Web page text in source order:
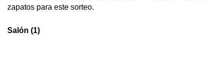
zapatos para este sorteo.
Salón (1)